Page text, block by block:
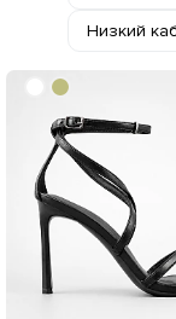
Низкий